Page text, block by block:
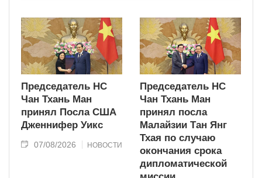
Председатель НС
Чан Тхань Ман
принял Посла США
Дженнифер Уикс
07/08/2026 НОВОСТИ
Председатель НС
Чан Тхань Ман
принял посла
Малайзии Тан Янг
Тхая по случаю
окончания срока
дипломатической